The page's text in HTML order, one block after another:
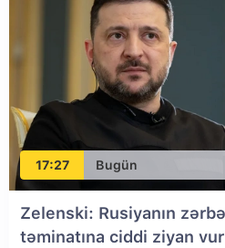
17:27 Bugün
Zelenski: Rusiyanın
təminatına ciddi ziyan